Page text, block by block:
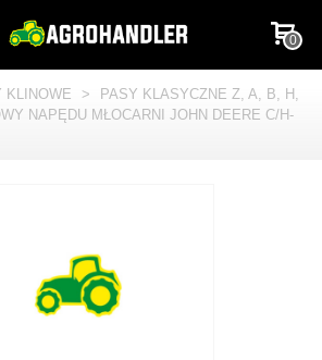
0
KLINOWE >
PASY KLASYCZNE Z, A, B, H,
NAPĘDU MŁOCARNI JOHN DEERE C/H-